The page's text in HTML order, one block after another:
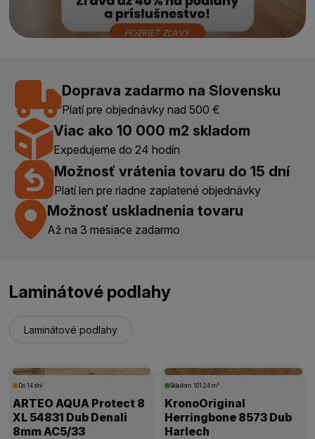
Doprava zadarmo na Slovensku
Platí pre objednávky nad 500 €
Viac ako 10 000 m2 skladom
Expedujeme do 24 hodín
Možnosť vrátenia tovaru do 15 dní
Platí len pre riadne zaplatené objednávky
Možnosť uskladnenia tovaru
Až na 3 mesiace zadarmo
Laminátové podlahy
Laminátové podlahy
Do 14 dní
ARTEO AQUA Protect 8
XL 54831 Dub Denali
8mm AC5/33
Skladom 101.24 m²
KronoOriginal
Herringbone 8573 Dub
Harlech